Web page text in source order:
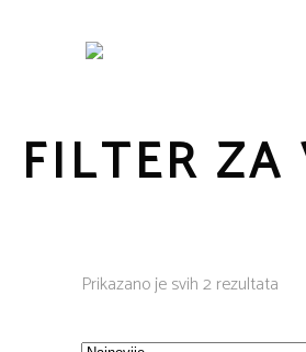
FILTER ZA
Prikazano je svih 2 rezultata